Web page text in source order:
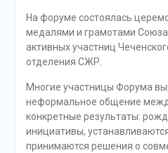
На форуме состоялась
медалями и грамотами
активных участниц
отделения СЖР.
Многие участницы Форума
неформальное общение
конкретные результаты:
инициативы,
принимаются решения о